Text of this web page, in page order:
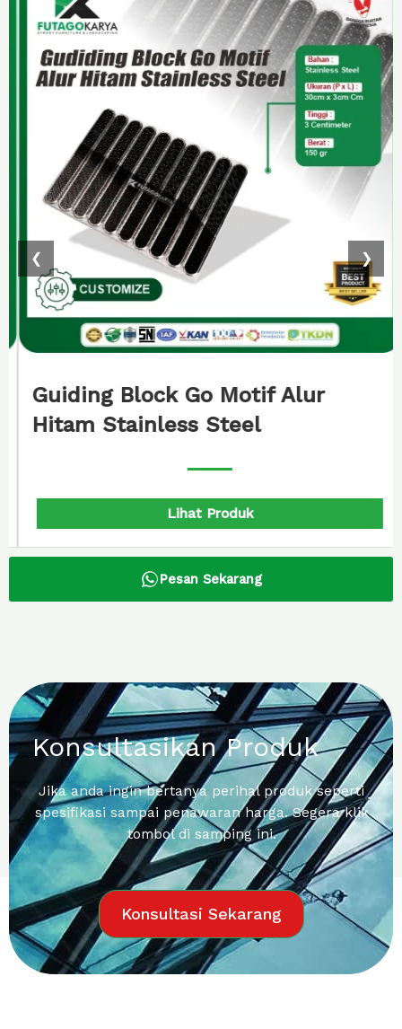
❮ ❯
Guiding Block Go Motif Alur
Hitam Stainless Steel
Lihat Produk
Pesan Sekarang
Konsultasikan Produk
Jika anda ingin bertanya perihal produk seperti
spesifikasi sampai penawaran harga. Segera klik
tombol di samping ini.
Konsultasi Sekarang